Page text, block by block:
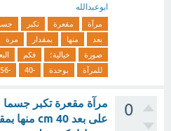
ابوعبدالله
مرآة مقعرة تكبر
بعد
منها بمقدار مرة
صورة
خيالية؛ فكم
للمرآة
بوحدة -40
-56
0
مرآة مقعرة تكبر